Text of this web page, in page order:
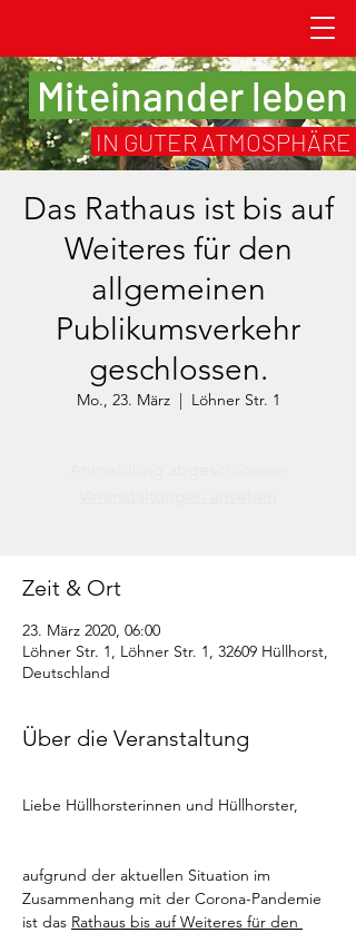
Miteinander leben
IN GUTER ATMOSPHÄRE
Das Rathaus ist bis auf
Weiteres für den
allgemeinen
Publikumsverkehr
geschlossen.
Mo., 23. März
  |
Löhner Str. 1
Zeit & Ort
23. März 2020, 06:00
Löhner Str. 1, Löhner Str. 1, 32609 Hüllhorst,
Deutschland
Über die Veranstaltung
Liebe Hüllhorsterinnen und Hüllhorster,
aufgrund der aktuellen Situation im
Zusammenhang mit der Corona-Pandemie
ist das Rathaus bis auf Weiteres für den